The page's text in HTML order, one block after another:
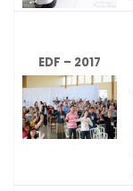
EDF – 2017